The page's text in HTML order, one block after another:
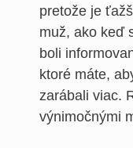
pretože je
muž, ako keď
boli
ktoré máte,
zarábali viac.
výnimočnými